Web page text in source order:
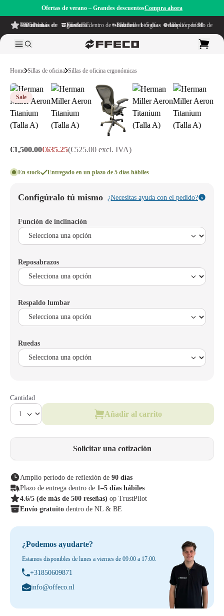
Ofertas de verano – Grandes descuentosCompra ahora
4.6/5
de más de 500 reseñas
en TrustPilot Envío gratuito
dentro de NL & BE Plazo de entrega dentro de
1–5 días hábiles Amplio período de reflexión de
90 días
Home Sillas de oficina Sillas de oficina ergonómicas
Sale
€1,500.00€635.25(€525.00 excl. IVA)
En stock Entregado en un plazo de 5 días hábiles
Configúralo tú mismo ¿Necesitas ayuda con el pedido?
Función de inclinación
Reposabrazos
Respaldo lumbar
Ruedas
Cantidad
Añadir al carrito
Solicitar una cotización
Amplio período de reflexión de 90 días
Plazo de entrega dentro de 1–5 días hábiles
4.6/5 (de más de 500 reseñas) op TrustPilot
Envío gratuito dentro de NL & BE
¿Podemos ayudarte?
Estamos disponibles de lunes a viernes de 09:00 a 17:00.
+31850609871
info@offeco.nl